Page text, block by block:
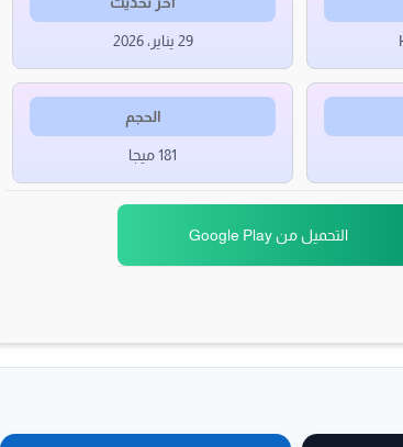
29 يناير، 2026
الحجم
181 ميجا
التحميل من Google Play